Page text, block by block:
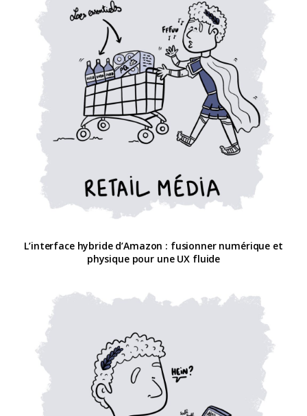
L’interface hybride d’Amazon : fusionner numérique et
physique pour une UX fluide